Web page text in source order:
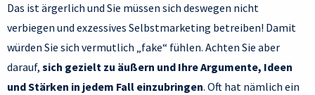
Das ist ärgerlich und Sie müssen sich deswegen nicht
verbiegen und exzessives Selbstmarketing betreiben! Damit
würden Sie sich vermutlich „fake“ fühlen. Achten Sie aber
darauf, sich gezielt zu äußern und Ihre Argumente, Ideen
und Stärken in jedem Fall einzubringen. Oft hat nämlich ein